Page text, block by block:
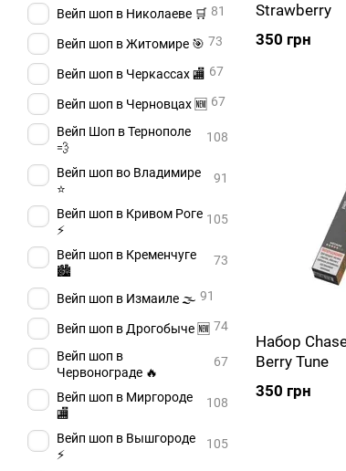
Strawberry
350 грн
Набор
Berry Tune
350 грн
Вейп шоп в Николаеве 🛒 81
Вейп шоп в Житомире 🎯 73
Вейп шоп в Черкассах 🏬 67
Вейп шоп в Черновцах 🆕 67
Вейп Шоп в Тернополе
💨
108
Вейп шоп во Владимире
⭐
91
Вейп шоп в Кривом Роге
⚡
105
Вейп шоп в Кременчуге
🏙️
73
Вейп шоп в Измаиле 🌫️ 91
Вейп шоп в Дрогобыче 🆕 74
Вейп шоп в
Червонограде 🔥
67
Вейп шоп в Миргороде
🏬
108
Вейп шоп в Вышгороде
⚡
105